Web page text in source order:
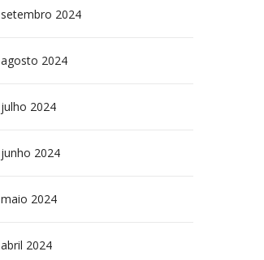
setembro 2024
agosto 2024
julho 2024
junho 2024
maio 2024
abril 2024